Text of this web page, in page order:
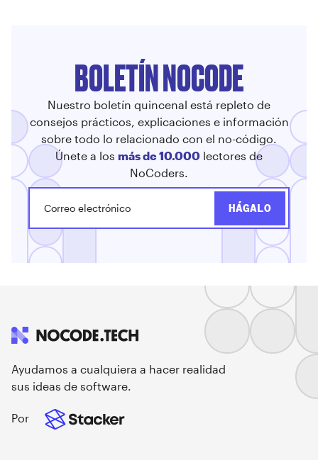
BOLETÍN NOCODE
Nuestro boletín quincenal está repleto de
consejos prácticos, explicaciones e información
sobre todo lo relacionado con el no-código.
Únete a los más de 10.000 lectores de
NoCoders.
Ayudamos a cualquiera a hacer realidad
sus ideas de software.
Por